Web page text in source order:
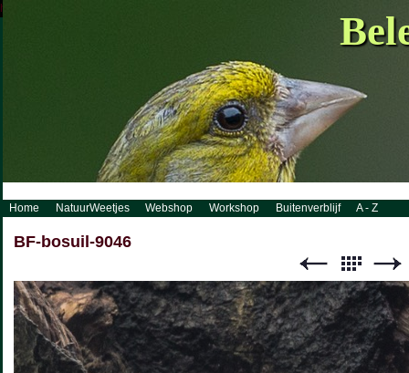
http://www.visueelconcept.nl/sitemap.xml.gz
Home NatuurWeetjes Webshop Workshop Buitenverblijf A - Z
BF-bosuil-9046